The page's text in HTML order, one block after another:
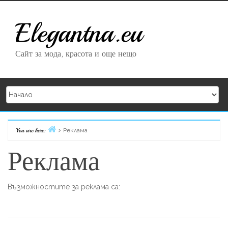
Elegantna.eu
Сайт за мода, красота и още нещо
You are here: Home
Реклама
Реклама
Възможностите за реклама са: